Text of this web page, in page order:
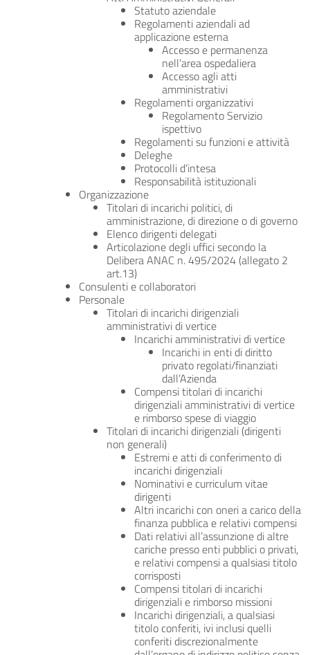
Statuto aziendale
Regolamenti aziendali ad
applicazione esterna
Accesso e permanenza
nell’area ospedaliera
Accesso agli atti
amministrativi
Regolamenti organizzativi
Regolamento Servizio
ispettivo
Regolamenti su funzioni e attività
Deleghe
Protocolli d’intesa
Responsabilità istituzionali
Organizzazione
Titolari di incarichi politici, di
amministrazione, di direzione o di governo
Elenco dirigenti delegati
Articolazione degli uffici secondo la
Delibera ANAC n. 495/2024 (allegato 2
art.13)
Consulenti e collaboratori
Personale
Titolari di incarichi dirigenziali
amministrativi di vertice
Incarichi amministrativi di vertice
Incarichi in enti di diritto
privato regolati/finanziati
dall’Azienda
Compensi titolari di incarichi
dirigenziali amministrativi di vertice
e rimborso spese di viaggio
Titolari di incarichi dirigenziali (dirigenti
non generali)
Estremi e atti di conferimento di
incarichi dirigenziali
Nominativi e curriculum vitae
dirigenti
Altri incarichi con oneri a carico della
finanza pubblica e relativi compensi
Dati relativi all’assunzione di altre
cariche presso enti pubblici o privati,
e relativi compensi a qualsiasi titolo
corrisposti
Compensi titolari di incarichi
dirigenziali e rimborso missioni
Incarichi dirigenziali, a qualsiasi
titolo conferiti, ivi inclusi quelli
conferiti discrezionalmente